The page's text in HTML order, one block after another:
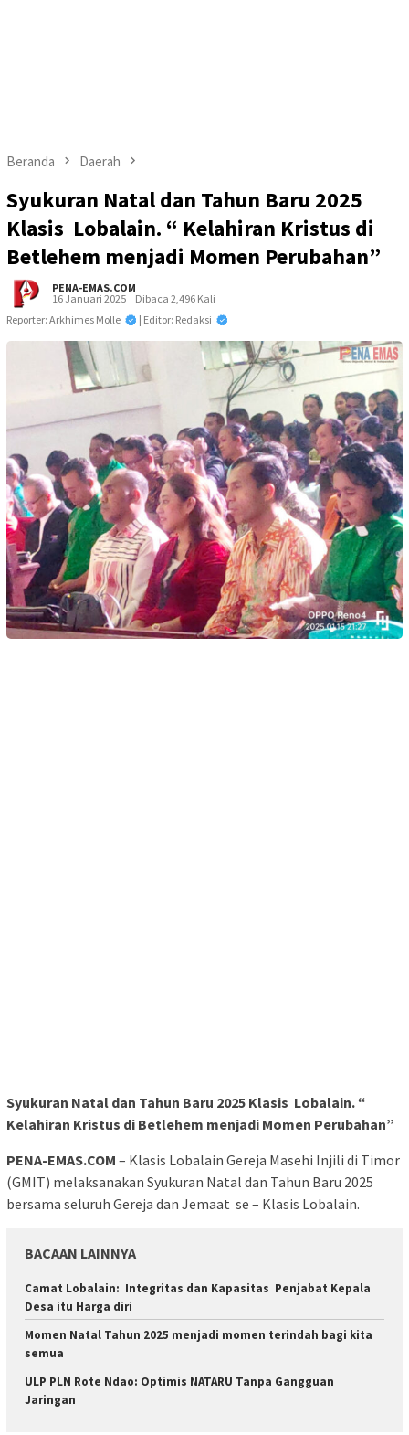
Beranda Daerah
Syukuran Natal dan Tahun Baru 2025
Klasis Lobalain. “ Kelahiran Kristus di
Betlehem menjadi Momen Perubahan”
PENA-EMAS.COM
16 Januari 2025
Dibaca 2,496 Kali
Reporter: Arkhimes Molle
| Editor: Redaksi
Syukuran Natal dan Tahun Baru 2025 Klasis Lobalain. “
Kelahiran Kristus di Betlehem menjadi Momen Perubahan”
PENA-EMAS.COM – Klasis Lobalain Gereja Masehi Injili di Timor
(GMIT) melaksanakan Syukuran Natal dan Tahun Baru 2025
bersama seluruh Gereja dan Jemaat se – Klasis Lobalain.
BACAAN LAINNYA
Camat Lobalain: Integritas dan Kapasitas Penjabat Kepala
Desa itu Harga diri
Momen Natal Tahun 2025 menjadi momen terindah bagi kita
semua
ULP PLN Rote Ndao: Optimis NATARU Tanpa Gangguan
Jaringan